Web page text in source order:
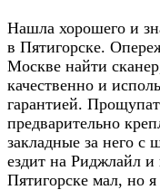
Нашла хорошего и
в Пятигорске.
Москве найти
качественно и
гарантией.
предварительно
закладные за него
ездит на Риджлайл
Пятигорске мал, но